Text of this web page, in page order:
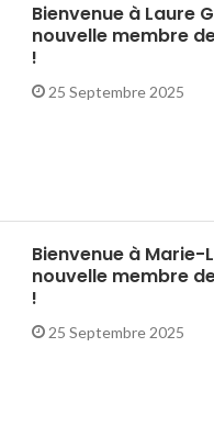
Bienvenue à Laure
nouvelle membre
!
25 Septembre 2025
Bienvenue à Marie-
nouvelle membre
!
25 Septembre 2025